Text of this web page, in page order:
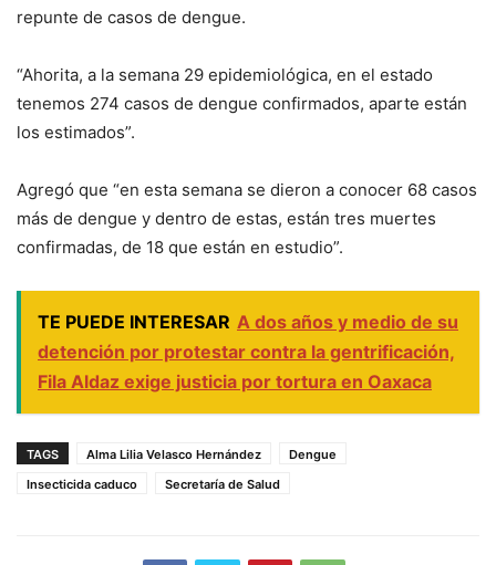
repunte de casos de dengue.
“Ahorita, a la semana 29 epidemiológica, en el estado
tenemos 274 casos de dengue confirmados, aparte están
los estimados”.
Agregó que “en esta semana se dieron a conocer 68 casos
más de dengue y dentro de estas, están tres muertes
confirmadas, de 18 que están en estudio”.
TE PUEDE INTERESAR A dos años y medio de su
detención por protestar contra la gentrificación,
Fila Aldaz exige justicia por tortura en Oaxaca
TAGS Alma Lilia Velasco Hernández
Dengue
Insecticida caduco
Secretaría de Salud